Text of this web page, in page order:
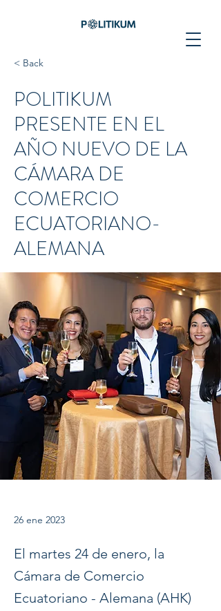
< Back
POLITIKUM
PRESENTE EN EL
AÑO NUEVO DE LA
CÁMARA DE
COMERCIO
ECUATORIANO-
ALEMANA
26 ene 2023
El martes 24 de enero, la
Cámara de Comercio
Ecuatoriano - Alemana (AHK)